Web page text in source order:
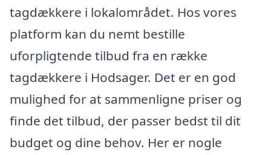
tagdækkere i lokalområdet. Hos vores
platform kan du nemt bestille
uforpligtende tilbud fra en række
tagdækkere i Hodsager. Det er en god
mulighed for at sammenligne priser og
finde det tilbud, der passer bedst til dit
budget og dine behov. Her er nogle